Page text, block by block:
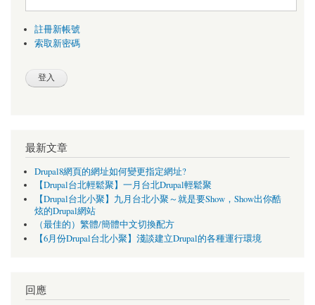
註冊新帳號
索取新密碼
最新文章
Drupal8網頁的網址如何變更指定網址?
【Drupal台北輕鬆聚】一月台北Drupal輕鬆聚
【Drupal台北小聚】九月台北小聚～就是要Show，Show出你酷
炫的Drupal網站
（最佳的）繁體/簡體中文切換配方
【6月份Drupal台北小聚】淺談建立Drupal的各種運行環境
回應